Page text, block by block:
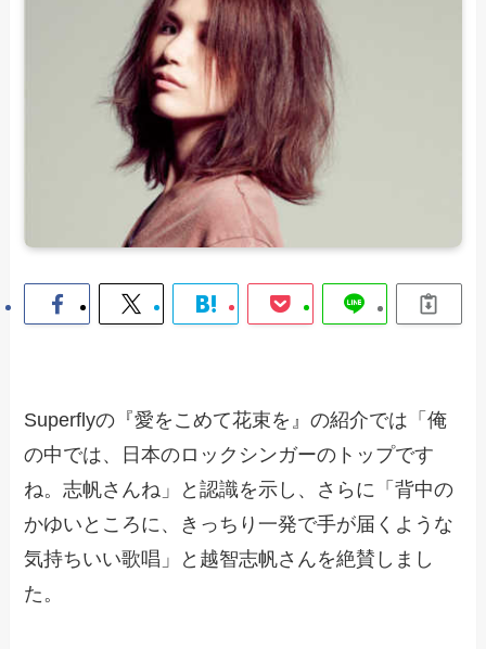
Superflyの『愛をこめて花束を』の紹介では「俺
の中では、日本のロックシンガーのトップです
ね。志帆さんね」と認識を示し、さらに「背中の
かゆいところに、きっちり一発で手が届くような
気持ちいい歌唱」と越智志帆さんを絶賛しまし
た。